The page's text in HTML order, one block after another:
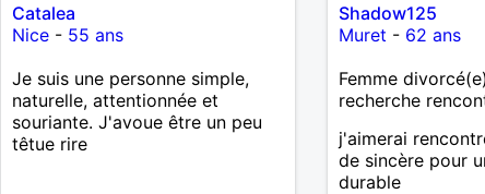
Catalea
Nice- 55 ans
Je suis une personne simple,
naturelle, attentionnée et
souriante. J'avoue être un peu
têtue rire
Shadow125
Muret - 62 ans
Femme
recherche
j'aimerai
de sincère pour
durable